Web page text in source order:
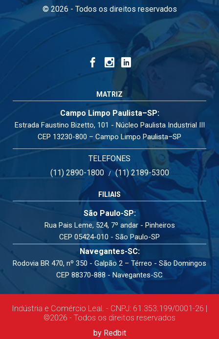
© 2026 - Todos os direitos reservados
MATRIZ
Campo Limpo Paulista–SP:
Estrada Faustino Bizetto, 101 - Núcleo Paulista Industrial III
CEP 13230-800 – Campo Limpo Paulista–SP
TELEFONES
(11) 2890-1800/(11) 2189-5300
FILIAIS
São Paulo-SP:
Rua Pais Leme, 524, 7º andar - Pinheiros
CEP 05424-010 - São Paulo-SP
Navegantes-SC:
Rodovia BR 470, nº 350 - Galpão 2 – Térreo - São Domingos
CEP 88370-888 - Navegantes-SC
Indústria e Comércio Leal. - CNPJ: 61.353.199/0001-26 |
©2026 - Todos os direitos reservados
by Redbit